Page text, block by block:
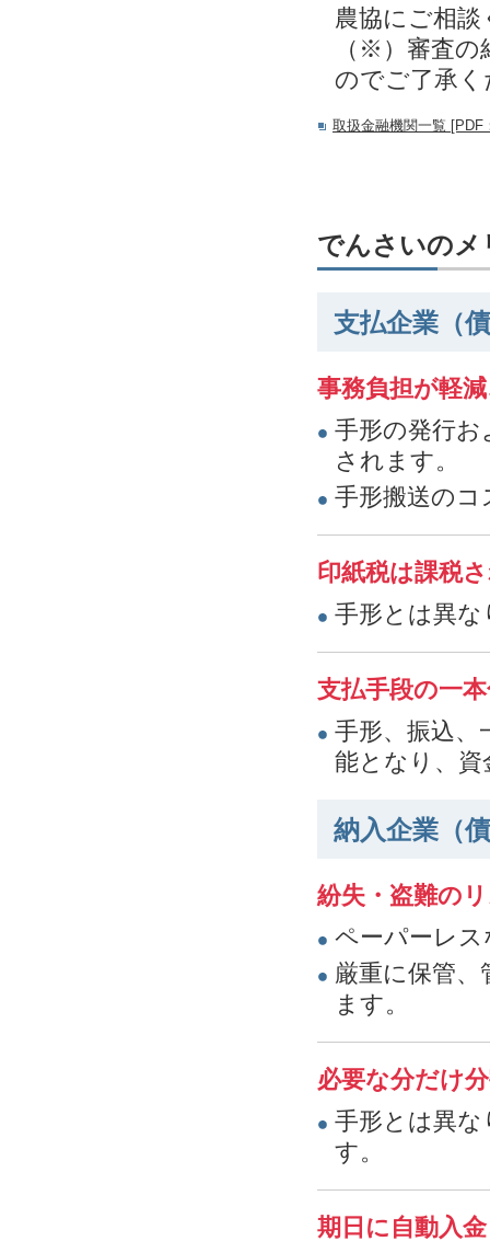
農協にご相
（※）審査
のでご了承
取扱金融機関一覧 [PDF
でんさいのメ
支払企業（
事務負担が軽
手形の発行お
されます。
手形搬送の
印紙税は課税
手形とは異
支払手段の一
手形、振込、
能となり、資
納入企業（
紛失・盗難の
ペーパーレ
厳重に保管
ます。
必要な分だけ
手形とは異
す。
期日に自動入